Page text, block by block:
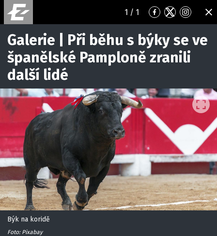
1 / 1
Přejít
na
Facebook
Přejít
na
Twitter
Přejít
na
Galerie | Při běhu s býky se ve
španělské Pamploně zranili
další lidé
Býk na koridě
Foto: Pixabay